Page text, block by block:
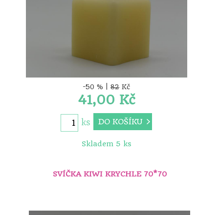
-50 % |82Kč
41,00 Kč
ks DO KOŠÍKU
Skladem 5 ks
SVÍČKA KIWI KRYCHLE 70*70